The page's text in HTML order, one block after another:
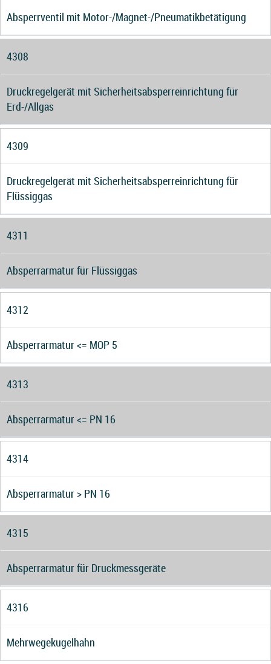
Absperrventil mit Motor-/Magnet-/Pneumatikbetätigung
4308
Druckregelgerät mit Sicherheitsabsperreinrichtung für
Erd-/Allgas
4309
Druckregelgerät mit Sicherheitsabsperreinrichtung für
Flüssiggas
4311
Absperrarmatur für Flüssiggas
4312
Absperrarmatur <= MOP 5
4313
Absperrarmatur <= PN 16
4314
Absperrarmatur > PN 16
4315
Absperrarmatur für Druckmessgeräte
4316
Mehrwegekugelhahn